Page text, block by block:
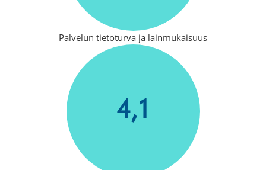
Palvelun tietoturva ja lainmukaisuus
4,1